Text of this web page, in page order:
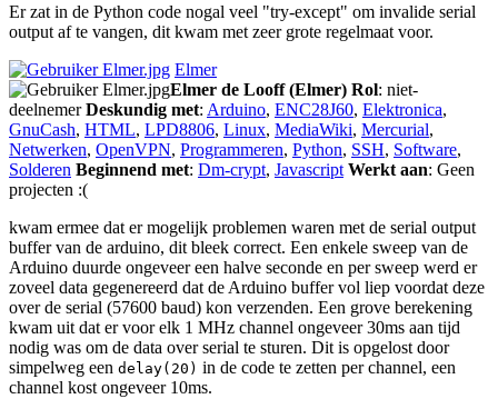
Er zat in de Python code nogal veel "try-except" om invalide serial
output af te vangen, dit kwam met zeer grote regelmaat voor.
Elmer
Elmer de Looff (Elmer) Rol: niet-
deelnemerDeskundig met: Arduino, ENC28J60, Elektronica,
GnuCash, HTML, LPD8806, Linux, MediaWiki, Mercurial,
Netwerken, OpenVPN, Programmeren, Python, SSH, Software,
Solderen Beginnend met: Dm-crypt, Javascript Werkt aan: Geen
projecten :(
kwam ermee dat er mogelijk problemen waren met de serial output
buffer van de arduino, dit bleek correct. Een enkele sweep van de
Arduino duurde ongeveer een halve seconde en per sweep werd er
zoveel data gegenereerd dat de Arduino buffer vol liep voordat deze
over de serial (57600 baud) kon verzenden. Een grove berekening
kwam uit dat er voor elk 1 MHz channel ongeveer 30ms aan tijd
nodig was om de data over serial te sturen. Dit is opgelost door
simpelweg een delay(20) in de code te zetten per channel, een
channel kost ongeveer 10ms.